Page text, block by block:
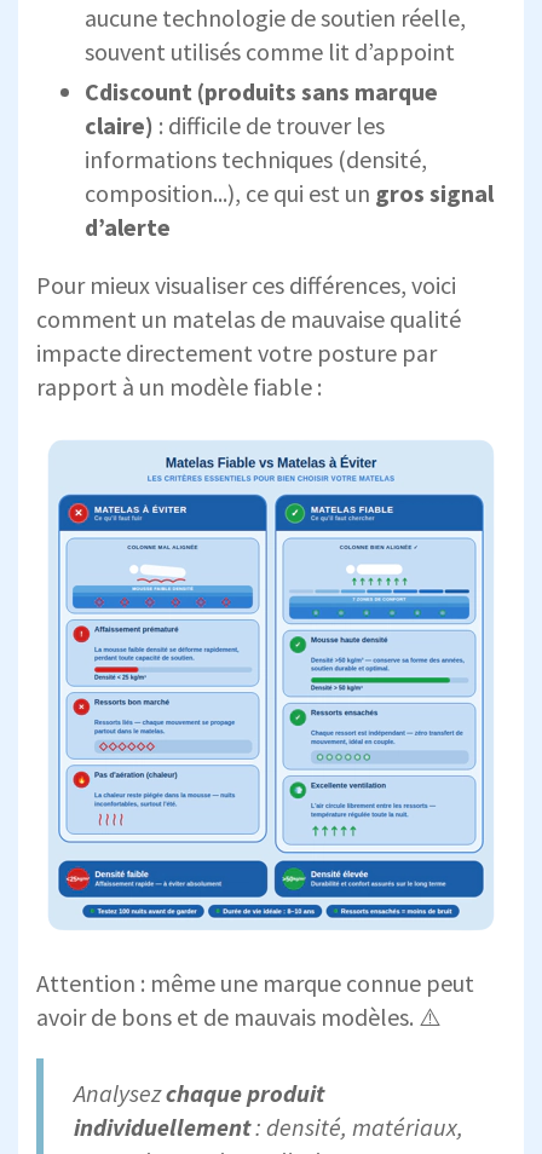
aucune technologie de soutien réelle,
souvent utilisés comme lit d’appoint
Cdiscount (produits sans marque
claire) : difficile de trouver les
informations techniques (densité,
composition...), ce qui est un gros signal
d’alerte
Pour mieux visualiser ces différences, voici
comment un matelas de mauvaise qualité
impacte directement votre posture par
rapport à un modèle fiable :
Attention : même une marque connue peut
avoir de bons et de mauvais modèles. ⚠️
Analysezchaque produit
individuellement: densité, matériaux,